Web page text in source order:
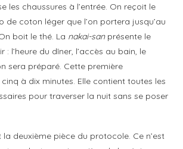
les chaussures à l’entrée. On reçoit le
coton léger que l’on portera jusqu’au
boit le thé. La nakai-sanprésente le
l’heure du dîner, l’accès au bain, le
sera préparé. Cette première
à dix minutes. Elle contient toutes les
pour traverser la nuit sans se poser
deuxième pièce du protocole. Ce n’est